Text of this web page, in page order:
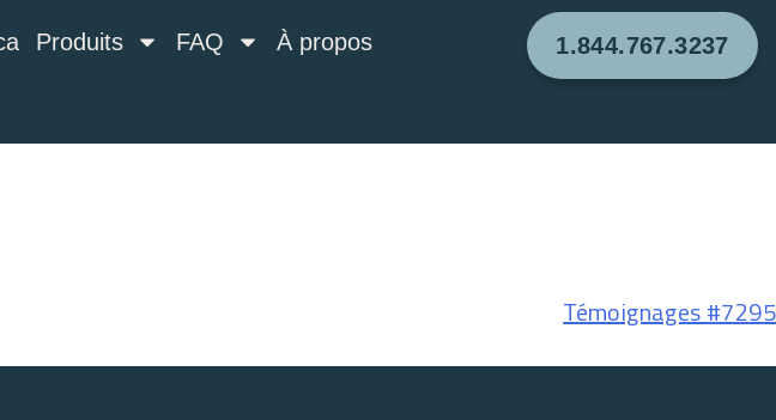
Produits FAQ À propos 1.844.767.3237
Témoignages #7295